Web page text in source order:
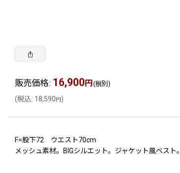
販売価格: 16,900 円 (税別)
(税込: 18,590円)
F=股下72 ウエスト70cm
メッシュ素材。BIGシルエット。ジャケット風ベスト。